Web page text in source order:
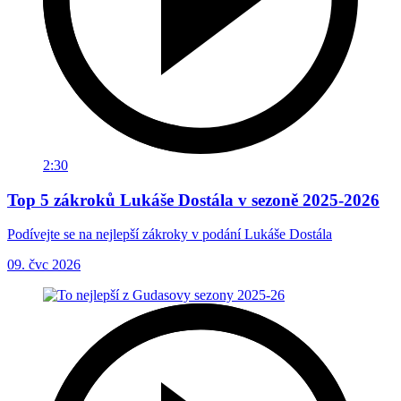
2:30
Top 5 zákroků Lukáše Dostála v sezoně 2025-2026
Podívejte se na nejlepší zákroky v podání Lukáše Dostála
09. čvc 2026